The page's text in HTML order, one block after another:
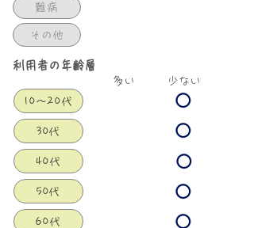
難病
その他
​利用者の年齢層
10〜20代
30代
40代
50代
60代
​多い 少ない